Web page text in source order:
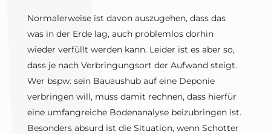
Normalerweise ist davon auszugehen, dass das
was in der Erde lag, auch problemlos dorhin
wieder verfüllt werden kann. Leider ist es aber so,
dass je nach Verbringungsort der Aufwand steigt.
Wer bspw. sein Bauaushub auf eine Deponie
verbringen will, muss damit rechnen, dass hierfür
eine umfangreiche Bodenanalyse beizubringen ist.
Besonders absurd ist die Situation, wenn Schotter